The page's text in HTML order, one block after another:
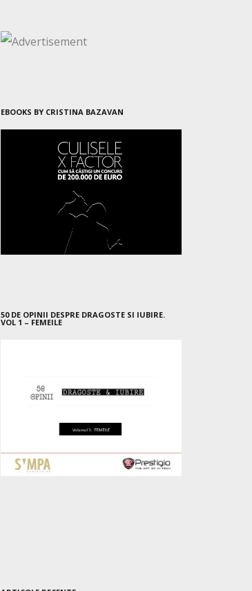
EBOOKS BY CRISTINA BAZAVAN
50 DE OPINII DESPRE DRAGOSTE SI IUBIRE.
VOL 1 – FEMEILE